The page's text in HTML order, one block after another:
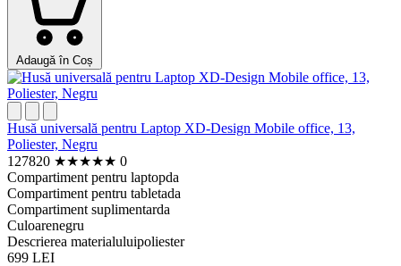
Adaugă în Coș
Husă universală pentru Laptop XD-Design Mobile office, 13,
Poliester, Negru
127820 ★★★★★ 0
Compartiment pentru laptopda
Compartiment pentru tabletada
Compartiment suplimentarda
Culoarenegru
Descrierea materialuluipoliester
699 LEI